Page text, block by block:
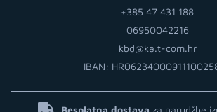
+385 47 431 188
06950042216
kbd@ka.t-com.hr
IBAN:
Besplatna dostava za narudžbe